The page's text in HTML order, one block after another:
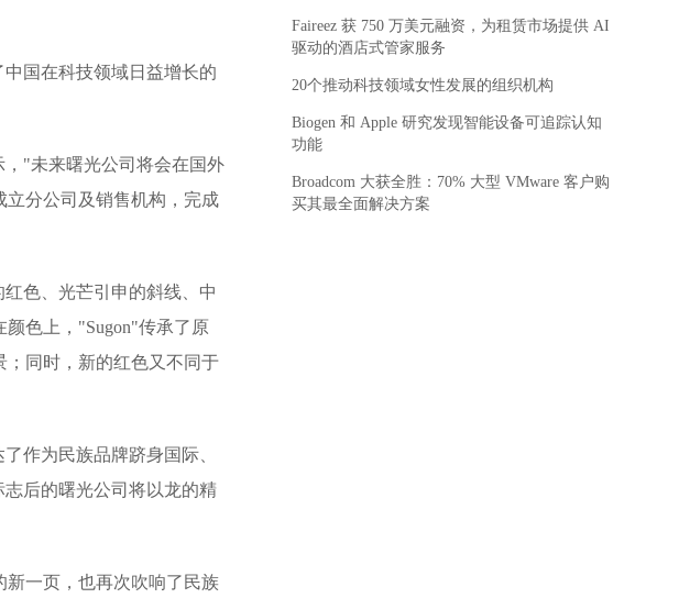
国在科技领域日益增长的
"未来曙光公司将会在国外
立分公司及销售机构，完成
色、光芒引申的斜线、中
色上，"Sugon"传承了原
同时，新的红色又不同于
作为民族品牌跻身国际、
后的曙光公司将以龙的精
一页，也再次吹响了民族
Faireez 获 750 万美元融资，为租赁市场提供 AI
驱动的酒店式管家服务
20个推动科技领域女性发展的组织机构
Biogen 和 Apple 研究发现智能设备可追踪认知
功能
Broadcom 大获全胜：70% 大型 VMware 客户购
买其最全面解决方案